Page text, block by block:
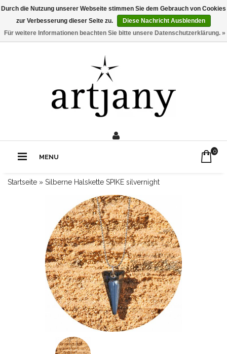
Rufe uns an:0211 - 210 310 2
MENU
0
Startseite » Silberne Halskette SPIKE silvernight
Durch die Nutzung unserer Webseite stimmen Sie dem Gebrauch von Cookies
zur Verbesserung dieser Seite zu.
Diese Nachricht Ausblenden
Für weitere Informationen beachten Sie bitte unsere Datenschutzerklärung. »